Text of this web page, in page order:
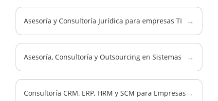
Asesoría y Consultoría Jurídica para empresas TI →
Asesoría, Consultoría y Outsourcing en Sistemas →
Consultoría CRM, ERP, HRM y SCM para Empresas →